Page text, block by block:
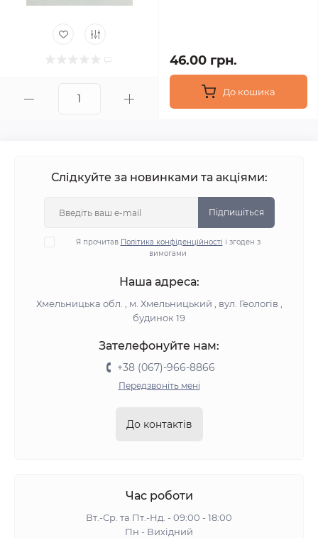
46.00 грн.
До кошика
Слідкуйте за новинками та акціями:
Підпишіться
Я прочитав Політика конфіденційності і згоден з
вимогами
Наша адреса:
Хмельницька обл. , м. Хмельницький , вул. Геологів ,
будинок 19
Зателефонуйте нам:
+38 (067)-966-8866
Передзвоніть мені
До контактів
Час роботи
Вт.-Ср. та Пт.-Нд. - 09:00 - 18:00
Пн - Вихідний